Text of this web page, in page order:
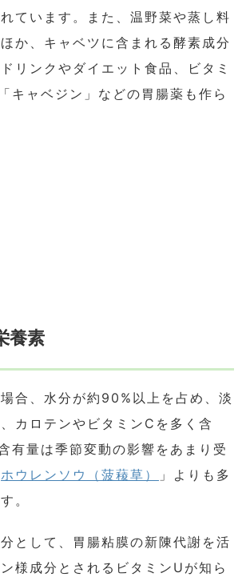
ています。また、温野菜や蒸し料
か、キャベツに含まれる酵素成分
リンクやダイエット食品、ビタミ
キャベジン」などの胃腸薬も作ら
養素
合、水分が約90%以上を占め、淡
カロテンやビタミンCを多く含
有量は季節変動の影響をあまり受
ホウレンソウ（菠薐草）
」よりも多
。
として、胃腸粘膜の新陳代謝を活
様成分とされるビタミンUが知ら